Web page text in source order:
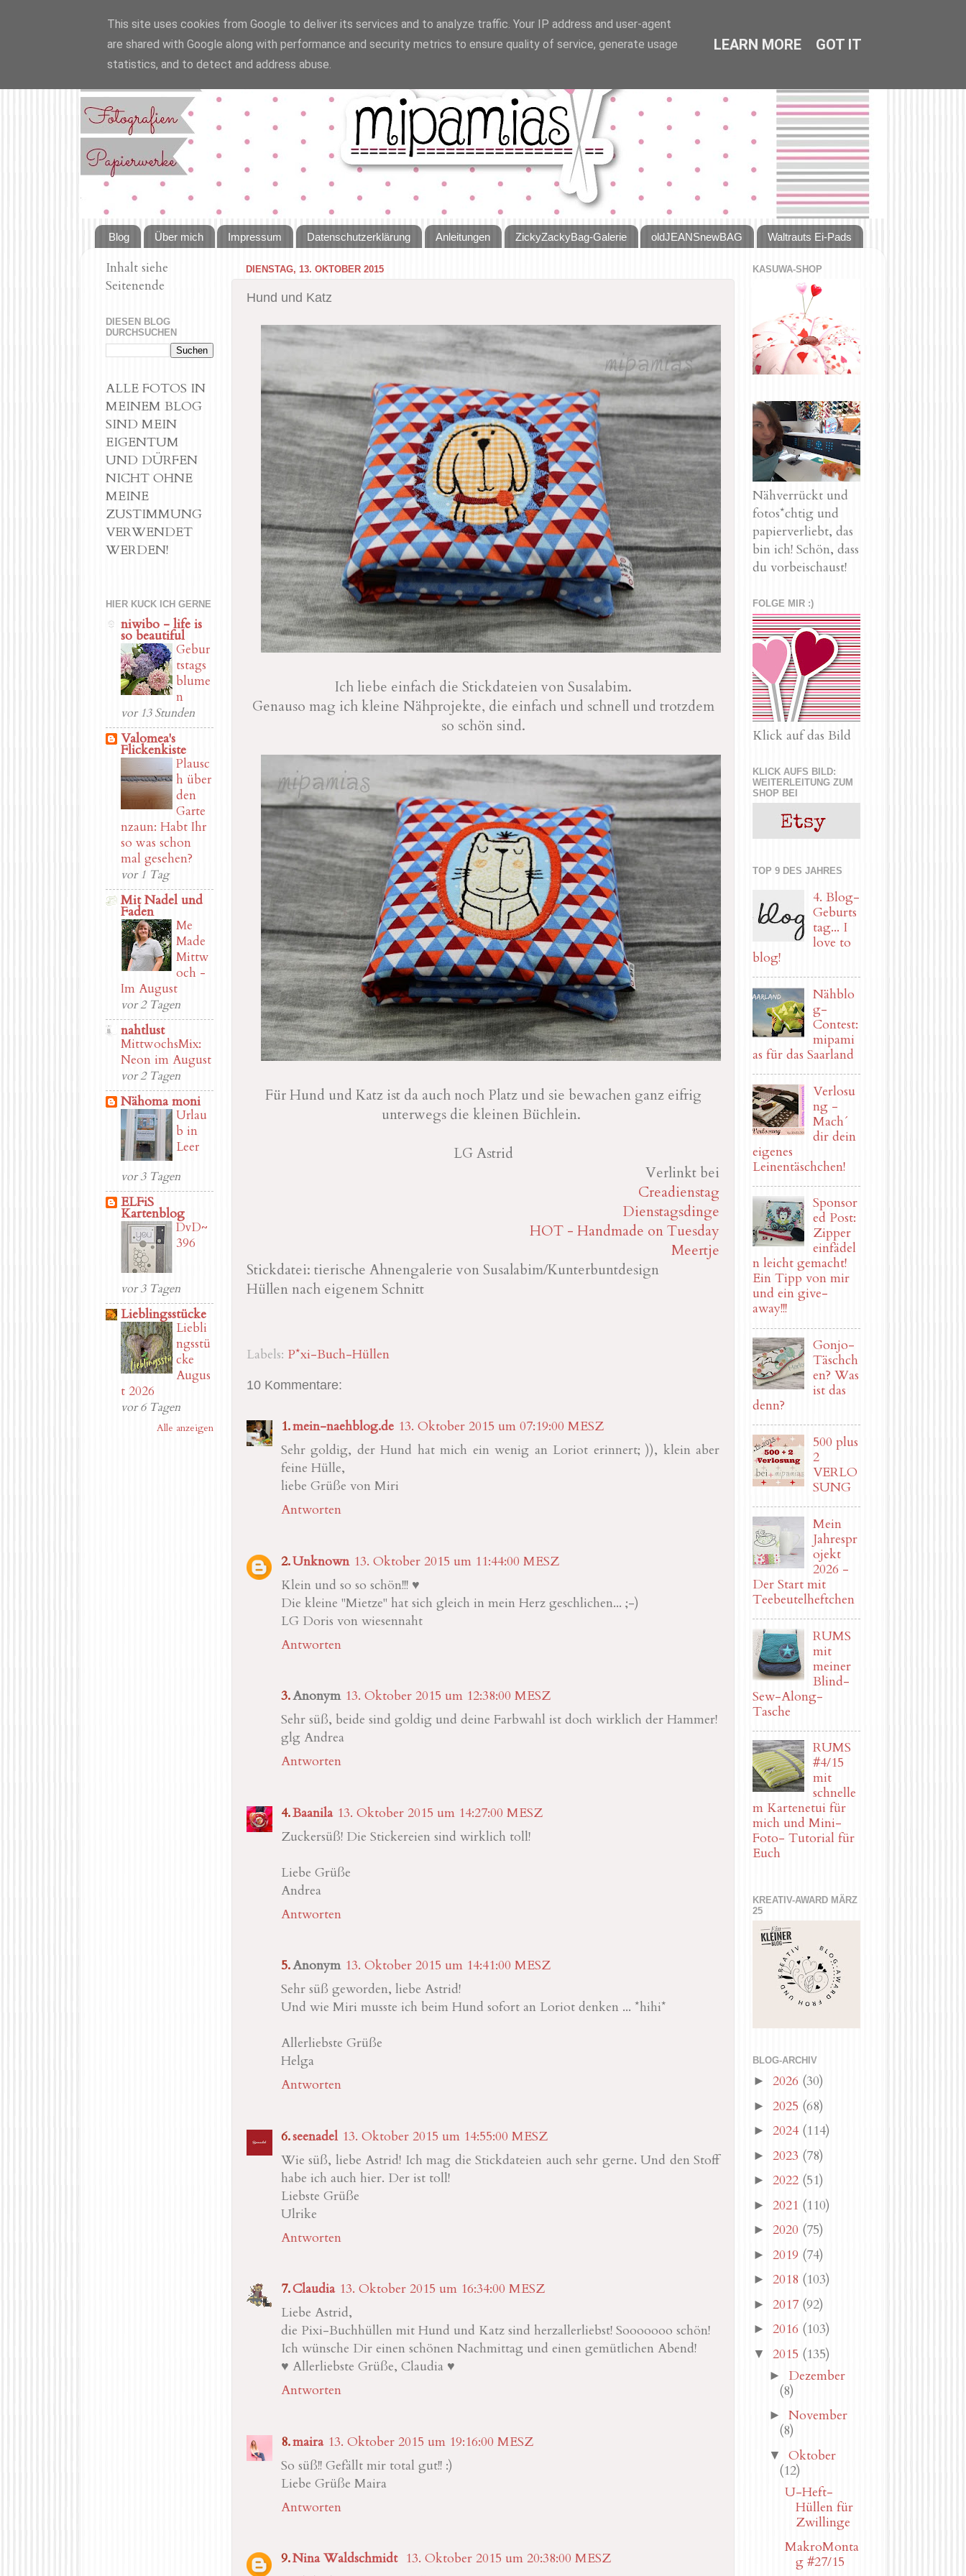
Blog Über mich Impressum Datenschutzerklärung Anleitungen ZickyZackyBag-Galerie oldJEANSnewBAG Waltrauts Ei-Pads
DIENSTAG, 13. OKTOBER 2015
Hund und Katz
Ich liebe einfach die Stickdateien von Susalabim.
Genauso mag ich kleine Nähprojekte, die einfach und schnell und trotzdem
so schön sind.
Für Hund und Katz ist da auch noch Platz und sie bewachen ganz eifrig
unterwegs die kleinen Büchlein.
LG Astrid
Verlinkt bei
Creadienstag
Dienstagsdinge
HOT - Handmade on Tuesday
Meertje
Stickdatei: tierische Ahnengalerie von Susalabim/Kunterbuntdesign
Hüllen nach eigenem Schnitt
Labels: P*xi-Buch-Hüllen
10 Kommentare:
mein-naehblog.de 13. Oktober 2015 um 07:19:00 MESZ
Sehr goldig, der Hund hat mich ein wenig an Loriot erinnert; )), klein aber
feine Hülle,
liebe Grüße von Miri
Antworten
Unknown 13. Oktober 2015 um 11:44:00 MESZ
Klein und so so schön!!! ♥
Die kleine "Mietze" hat sich gleich in mein Herz geschlichen... ;-)
LG Doris von wiesennaht
Antworten
Anonym 13. Oktober 2015 um 12:38:00 MESZ
Sehr süß, beide sind goldig und deine Farbwahl ist doch wirklich der Hammer!
glg Andrea
Antworten
Baanila 13. Oktober 2015 um 14:27:00 MESZ
Zuckersüß! Die Stickereien sind wirklich toll!
Liebe Grüße
Andrea
Antworten
Anonym 13. Oktober 2015 um 14:41:00 MESZ
Sehr süß geworden, liebe Astrid!
Und wie Miri musste ich beim Hund sofort an Loriot denken ... *hihi*
Allerliebste Grüße
Helga
Antworten
seenadel 13. Oktober 2015 um 14:55:00 MESZ
Wie süß, liebe Astrid! Ich mag die Stickdateien auch sehr gerne. Und den Stoff
habe ich auch hier. Der ist toll!
Liebste Grüße
Ulrike
Antworten
Claudia 13. Oktober 2015 um 16:34:00 MESZ
Liebe Astrid,
die Pixi-Buchhüllen mit Hund und Katz sind herzallerliebst! Sooooooo schön!
Ich wünsche Dir einen schönen Nachmittag und einen gemütlichen Abend!
♥ Allerliebste Grüße, Claudia ♥
Antworten
maira 13. Oktober 2015 um 19:16:00 MESZ
So süß!! Gefällt mir total gut!! :)
Liebe Grüße Maira
Antworten
Nina Waldschmidt 13. Oktober 2015 um 20:38:00 MESZ
Inhalt siehe
Seitenende
DIESEN BLOG
DURCHSUCHEN
ALLE FOTOS IN
MEINEM BLOG
SIND MEIN
EIGENTUM
UND DÜRFEN
NICHT OHNE
MEINE
ZUSTIMMUNG
VERWENDET
WERDEN!
HIER KUCK ICH GERNE
niwibo - life is
so beautiful
Gebur
tstags
blume
n
vor 13 Stunden
Valomea's
Flickenkiste
Plausc
h über
den
Garte
nzaun: Habt Ihr
so was schon
mal gesehen?
vor 1 Tag
Mit Nadel und
Faden
Me
Made
Mittw
och -
Im August
vor 2 Tagen
nahtlust
MittwochsMix:
Neon im August
vor 2 Tagen
Nähoma moni
Urlau
b in
Leer
vor 3 Tagen
ELFiS
Kartenblog
DvD~
396
vor 3 Tagen
Lieblingsstücke
Liebli
ngsstü
cke
Augus
t 2026
vor 6 Tagen
Alle anzeigen
KASUWA-SHOP
Nähverrückt und
fotos*chtig und
papierverliebt, das
bin ich! Schön, dass
du vorbeischaust!
FOLGE MIR :)
Klick auf das Bild
KLICK AUFS BILD:
WEITERLEITUNG ZUM
SHOP BEI
TOP 9 DES JAHRES
4. Blog-
Geburts
tag... I
love to
blog!
Nähblo
g-
Contest:
mipami
as für das Saarland
Verlosu
ng -
Mach´
dir dein
eigenes
Leinentäschchen!
Sponsor
ed Post:
Zipper
einfädel
n leicht gemacht!
Ein Tipp von mir
und ein give-
away!!!
Gonjo-
Täschch
en? Was
ist das
denn?
500 plus
2
VERLO
SUNG
Mein
Jahrespr
ojekt
2026 -
Der Start mit
Teebeutelheftchen
RUMS
mit
meiner
Blind-
Sew-Along-
Tasche
RUMS
#4/15
mit
schnelle
m Kartenetui für
mich und Mini-
Foto- Tutorial für
Euch
KREATIV-AWARD MÄRZ
25
BLOG-ARCHIV
► 2026 (30)
► 2025 (68)
► 2024 (114)
► 2023 (78)
► 2022 (51)
► 2021 (110)
► 2020 (75)
► 2019 (74)
► 2018 (103)
► 2017 (92)
► 2016 (103)
▼ 2015 (135)
► Dezember
(8)
► November
(8)
▼ Oktober
(12)
U-Heft-
Hüllen für
Zwillinge
MakroMonta
g #27/15
This site uses cookies from Google to deliver its services and to analyze traffic. Your IP address and user-agent
are shared with Google along with performance and security metrics to ensure quality of service, generate usage
statistics, and to detect and address abuse.
LEARN MORE GOT IT